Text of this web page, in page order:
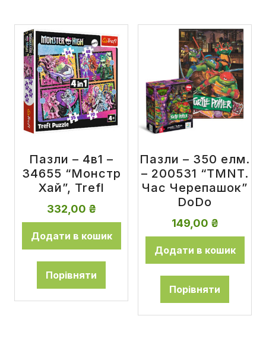
Пазли – 4в1 –
34655 “Монстр
Хай”, Trefl
332,00 ₴
Додати в кошик
Порівняти
Пазли – 350 елм.
– 200531 “TMNT.
Час Черепашок”
DoDo
149,00 ₴
Додати в кошик
Порівняти